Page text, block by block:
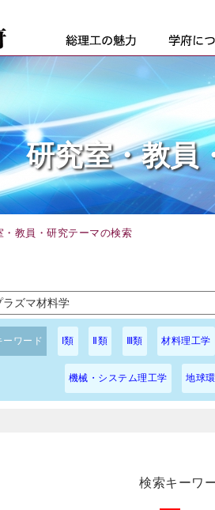
研究室・教員
・教員・研究テーマの検索
ーワード I類 Ⅱ類 Ⅲ類 材料理工学
機械・システム理工学 地球
検索キーワ